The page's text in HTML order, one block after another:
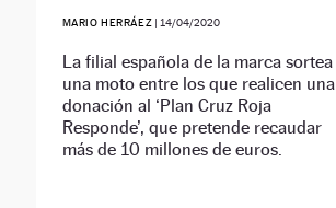
MARIO HERRÁEZ | 14/04/2020
La filial española de la marca sortea
una moto entre los que realicen una
donación al ‘Plan Cruz Roja
Responde’, que pretende recaudar
más de 10 millones de euros.